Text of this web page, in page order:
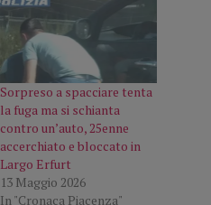
Sorpreso a spacciare tenta
la fuga ma si schianta
contro un’auto, 25enne
accerchiato e bloccato in
Largo Erfurt
13 Maggio 2026
In "Cronaca Piacenza"